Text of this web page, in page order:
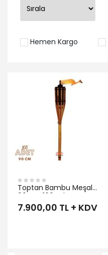
Hemen Kargo
Toptan Bambu Meşale
90 cm 100 Adet
7.900,00 TL + KDV
İNCELE